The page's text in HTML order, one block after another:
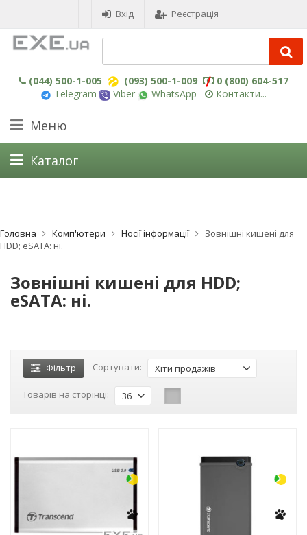
Вхід Реєстрація
(044) 500-1-005 (093) 500-1-009
0 (800) 604-517
Telegram
Viber WhatsApp Контакти...
Меню
Каталог
Головна Комп'ютери Носії інформації
Зовнішні кишені для
HDD; eSATA: ні.
Зовнішні кишені для HDD;
eSATA: ні.
Фільтр Сортувати: Хіти продажів
Товарів на сторінці: 36